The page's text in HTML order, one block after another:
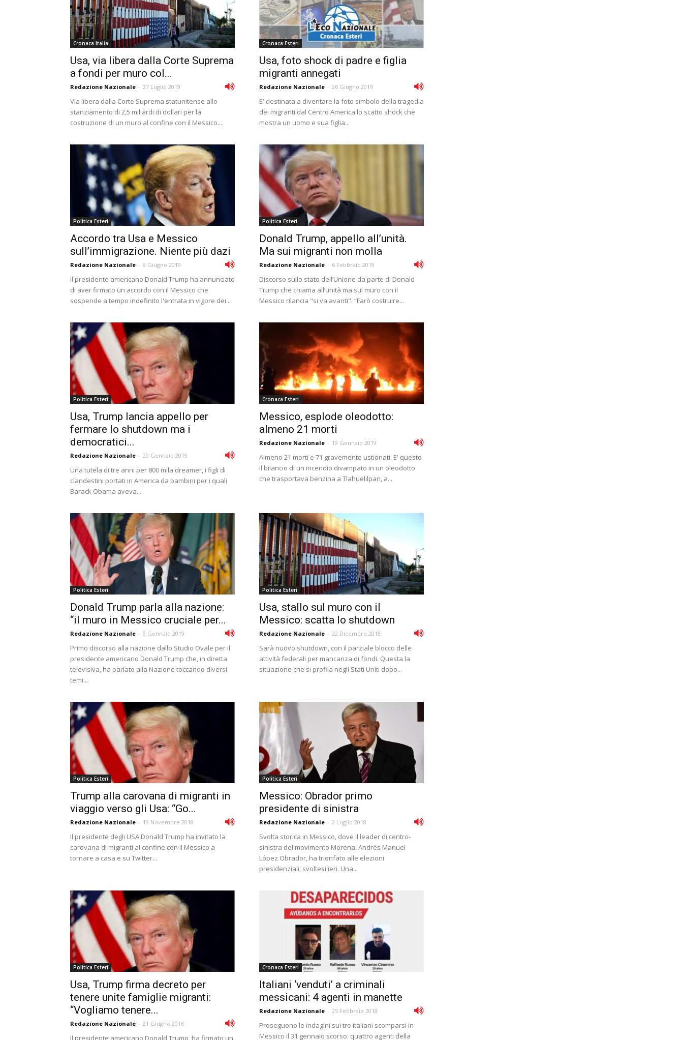
Cronaca Italia
Usa, via libera dalla Corte Suprema
a fondi per muro col...
Redazione Nazionale - 27 Luglio 2019
Via libera dalla Corte Suprema statunitense allo
stanziamento di 2,5 miliardi di dollari per la
costruzione di un muro al confine con il Messico....
Cronaca Esteri
Usa, foto shock di padre e figlia
migranti annegati
Redazione Nazionale - 26 Giugno 2019
E' destinata a diventare la foto simbolo della tragedia
dei migranti dal Centro America lo scatto shock che
mostra un uomo e sua figlia...
Politica Esteri
Accordo tra Usa e Messico
sull’immigrazione. Niente più dazi
Redazione Nazionale - 8 Giugno 2019
Il presidente americano Donald Trump ha annunciato
di aver firmato un accordo con il Messico che
sospende a tempo indefinito l'entrata in vigore dei...
Politica Esteri
Donald Trump, appello all’unità.
Ma sui migranti non molla
Redazione Nazionale - 6 Febbraio 2019
Discorso sullo stato dellʼUnione da parte di Donald
Trump che chiama allʼunità ma sul muro con il
Messico rilancia "si va avanti". “Farò costruire...
Politica Esteri
Usa, Trump lancia appello per
fermare lo shutdown ma i
democratici...
Redazione Nazionale - 20 Gennaio 2019
Una tutela di tre anni per 800 mila dreamer, i figli di
clandestini portati in America da bambini per i quali
Barack Obama aveva...
Cronaca Esteri
Messico, esplode oleodotto:
almeno 21 morti
Redazione Nazionale - 19 Gennaio 2019
Almeno 21 morti e 71 gravemente ustionati. E' questo
il bilancio di un incendio divampato in un oleodotto
che trasportava benzina a Tlahuelilpan, a...
Politica Esteri
Donald Trump parla alla nazione:
“il muro in Messico cruciale per...
Redazione Nazionale - 9 Gennaio 2019
Primo discorso alla nazione dallo Studio Ovale per il
presidente americano Donald Trump che, in diretta
televisiva, ha parlato alla Nazione toccando diversi
temi...
Politica Esteri
Usa, stallo sul muro con il
Messico: scatta lo shutdown
Redazione Nazionale - 22 Dicembre 2018
Sarà nuovo shutdown, con il parziale blocco delle
attività federali per mancanza di fondi. Questa la
situazione che si profila negli Stati Uniti dopo...
Politica Esteri
Trump alla carovana di migranti in
viaggio verso gli Usa: “Go...
Redazione Nazionale - 19 Novembre 2018
Il presidente degli USA Donald Trump ha invitato la
carovana di migranti al confine con il Messico a
tornare a casa e su Twitter...
Politica Esteri
Messico: Obrador primo
presidente di sinistra
Redazione Nazionale - 2 Luglio 2018
Svolta storica in Messico, dove il leader di centro-
sinistra del movimento Morena, Andrés Manuel
López Obrador, ha trionfato alle elezioni
presidenziali, svoltesi ieri. Una...
Politica Esteri
Usa, Trump firma decreto per
tenere unite famiglie migranti:
“Vogliamo tenere...
Redazione Nazionale - 21 Giugno 2018
Il presidente americano Donald Trump, ha firmato un
Cronaca Esteri
Italiani ‘venduti’ a criminali
messicani: 4 agenti in manette
Redazione Nazionale - 25 Febbraio 2018
Proseguono le indagini sui tre italiani scomparsi in
Messico il 31 gennaio scorso: quattro agenti della